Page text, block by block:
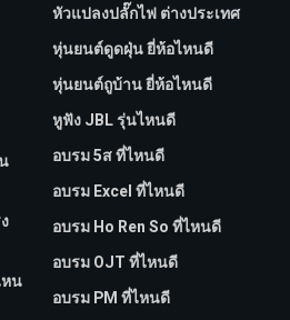
น
หัวแปลงปลั๊กไฟ ต่างประเทศ
หุ่นยนต์ดูดฝุ่น ยี่ห้อไหนดี
หุ่นยนต์ถูบ้าน ยี่ห้อไหนดี
หูฟัง JBL รุ่นไหนดี
อบรม 5ส ที่ไหนดี
อบรม Excel ที่ไหนดี
อบรม Ho Ren So ที่ไหนดี
อบรม OJT ที่ไหนดี
อบรม PM ที่ไหนดี